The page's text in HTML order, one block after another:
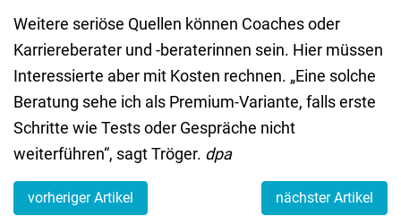
Weitere seriöse Quellen können Coaches oder
Karriereberater und -beraterinnen sein. Hier müssen
Interessierte aber mit Kosten rechnen. „Eine solche
Beratung sehe ich als Premium-Variante, falls erste
Schritte wie Tests oder Gespräche nicht
weiterführen“, sagt Tröger. dpa
vorheriger Artikel nächster Artikel